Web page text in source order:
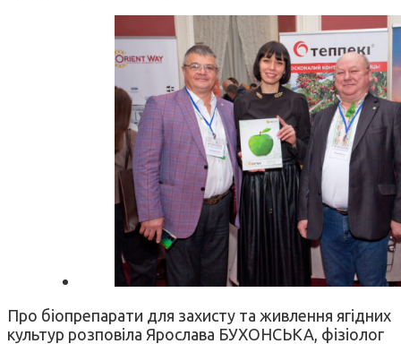
Про біопрепарати для захисту та живлення ягідних
культур розповіла Ярослава БУХОНСЬКА, фізіолог